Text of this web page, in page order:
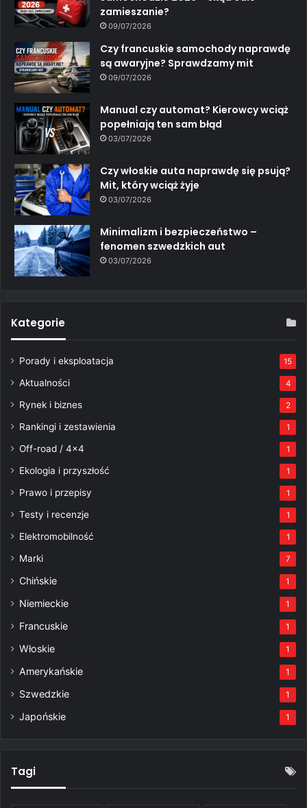
zamieszanie?
09/07/2026
Czy francuskie samochody naprawdę
są awaryjne? Sprawdzamy mit
09/07/2026
Manual czy automat? Kierowcy wciąż
popełniają ten sam błąd
03/07/2026
Czy włoskie auta naprawdę się psują?
Mit, który wciąż żyje
03/07/2026
Minimalizm i bezpieczeństwo –
fenomen szwedzkich aut
03/07/2026
Kategorie
Porady i eksploatacja 15
Aktualności 4
Rynek i biznes 2
Rankingi i zestawienia 1
Off-road / 4×4 1
Ekologia i przyszłość 1
Prawo i przepisy 1
Testy i recenzje 1
Elektromobilność 1
Marki 7
Chińskie 1
Niemieckie 1
Francuskie 1
Włoskie 1
Amerykańskie 1
Szwedzkie 1
Japońskie 1
Tagi